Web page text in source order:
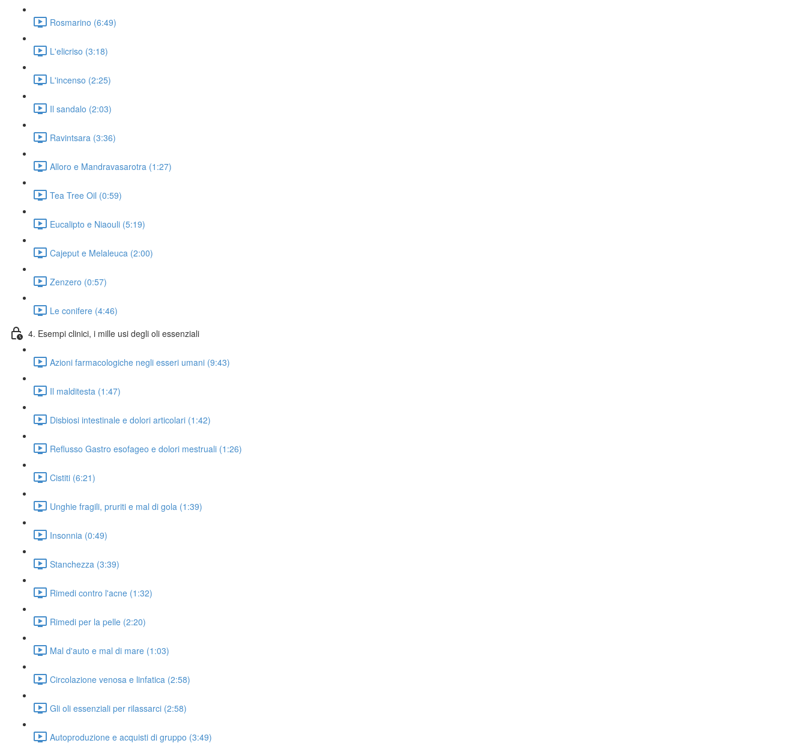
Rosmarino (6:49)
L'elicriso (3:18)
L'incenso (2:25)
Il sandalo (2:03)
Ravintsara (3:36)
Alloro e Mandravasarotra (1:27)
Tea Tree Oil (0:59)
Eucalipto e Niaouli (5:19)
Cajeput e Melaleuca (2:00)
Zenzero (0:57)
Le conifere (4:46)
4. Esempi clinici, i mille usi degli oli essenziali
Azioni farmacologiche negli esseri umani (9:43)
Il malditesta (1:47)
Disbiosi intestinale e dolori articolari (1:42)
Reflusso Gastro esofageo e dolori mestruali (1:26)
Cistiti (6:21)
Unghie fragili, pruriti e mal di gola (1:39)
Insonnia (0:49)
Stanchezza (3:39)
Rimedi contro l'acne (1:32)
Rimedi per la pelle (2:20)
Mal d'auto e mal di mare (1:03)
Circolazione venosa e linfatica (2:58)
Gli oli essenziali per rilassarci (2:58)
Autoproduzione e acquisti di gruppo (3:49)